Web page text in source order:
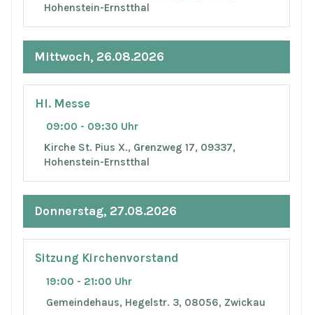
Hohenstein-Ernstthal
Mittwoch, 26.08.2026
Hl. Messe
09:00 - 09:30 Uhr
Kirche St. Pius X., Grenzweg 17, 09337,
Hohenstein-Ernstthal
Donnerstag, 27.08.2026
Sitzung Kirchenvorstand
19:00 - 21:00 Uhr
Gemeindehaus, Hegelstr. 3, 08056, Zwickau